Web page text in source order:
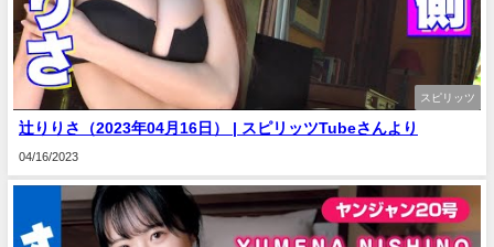
スピリッツ
辻りりさ（2023年04月16日） | スピリッツTubeさんより
04/16/2023